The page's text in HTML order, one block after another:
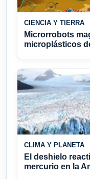
CIENCIA Y TIERRA
Microrrobots
microplásticos
CLIMA Y PLANETA
El deshielo
mercurio en la